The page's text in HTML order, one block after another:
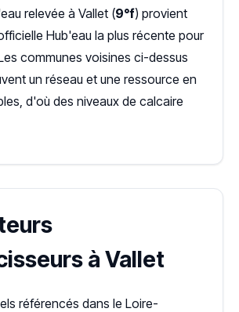
relevée à Vallet (9°f) provient
Hub'eau la plus récente pour
communes voisines ci-dessus
un réseau et une ressource en
d'où des niveaux de calcaire
à Vallet
référencés dans le Loire-